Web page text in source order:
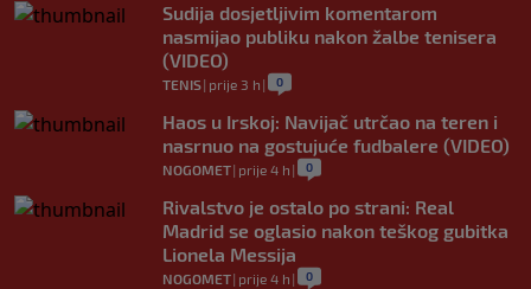
Sudija dosjetljivim komentarom
nasmijao publiku nakon žalbe tenisera
(VIDEO)
TENIS| prije 3 h | 0
Haos u Irskoj: Navijač utrčao na teren i
nasrnuo na gostujuće fudbalere (VIDEO)
NOGOMET| prije 4 h | 0
Rivalstvo je ostalo po strani: Real
Madrid se oglasio nakon teškog gubitka
Lionela Messija
NOGOMET| prije 4 h | 0